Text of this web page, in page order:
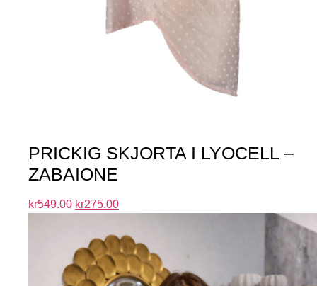
PRICKIG SKJORTA I LYOCELL –
ZABAIONE
kr549.00 kr275.00